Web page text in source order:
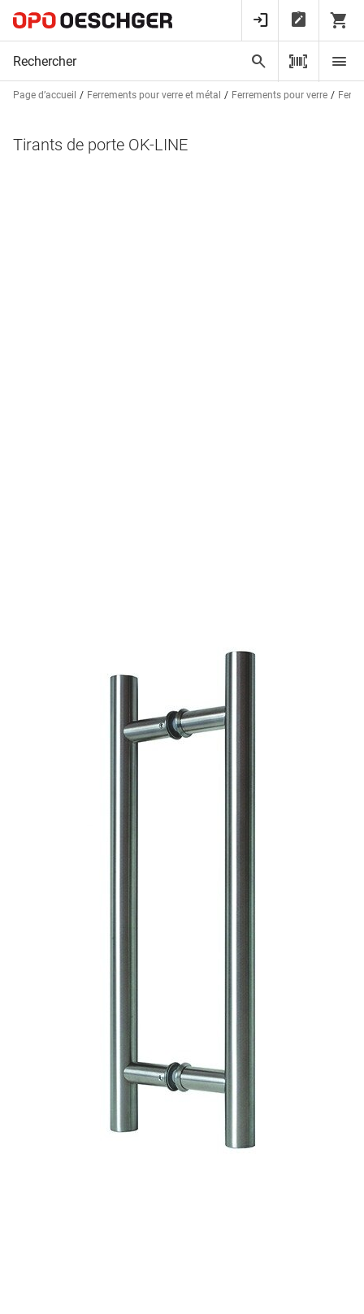
Page d’accueil Ferrements pour verre et métal Ferrements pour verre
Tirants de porte OK-LINE